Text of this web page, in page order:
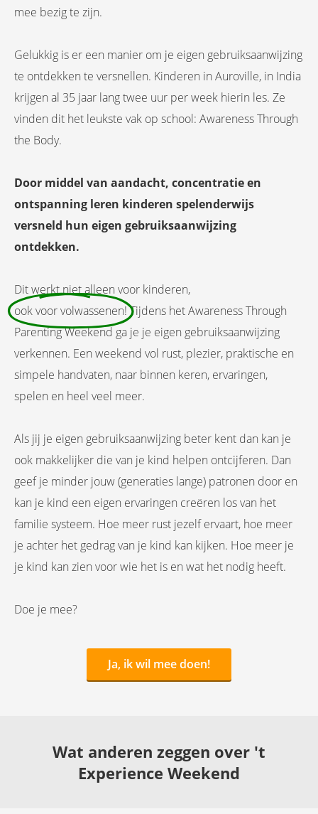
mee bezig te zijn.
Gelukkig is er een manier om je eigen gebruiksaanwijzing
te ontdekken te versnellen. Kinderen in Auroville, in India
krijgen al 35 jaar lang twee uur per week hierin les. Ze
vinden dit het leukste vak op school: Awareness Through
the Body.
Door middel van aandacht, concentratie en
ontspanning leren kinderen spelenderwijs
versneld hun eigen gebruiksaanwijzing
ontdekken.
Dit werkt niet alleen voor kinderen,
ook voor volwassenen!Tijdens het Awareness Through
Parenting Weekend ga je je eigen gebruiksaanwijzing
verkennen. Een weekend vol rust, plezier, praktische en
simpele handvaten, naar binnen keren, ervaringen,
spelen en heel veel meer.
Als jij je eigen gebruiksaanwijzing beter kent dan kan je
ook makkelijker die van je kind helpen ontcijferen. Dan
geef je minder jouw (generaties lange) patronen door en
kan je kind een eigen ervaringen creëren los van het
familie systeem. Hoe meer rust jezelf ervaart, hoe meer
je achter het gedrag van je kind kan kijken. Hoe meer je
je kind kan zien voor wie het is en wat het nodig heeft.
Doe je mee?
Ja, ik wil mee doen!
Wat anderen zeggen over 't
Experience Weekend